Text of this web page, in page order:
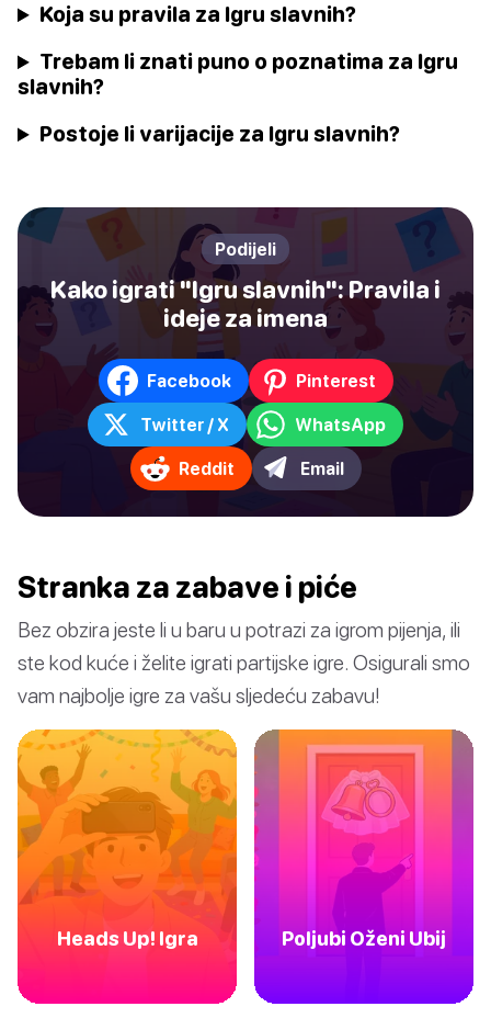
Koja su pravila za Igru slavnih?
Trebam li znati puno o poznatima za Igru
slavnih?
Postoje li varijacije za Igru slavnih?
Podijeli
Kako igrati "Igru slavnih": Pravila i
ideje za imena
Facebook Pinterest
Twitter / X WhatsApp
Reddit Email
Stranka za zabave i piće
Bez obzira jeste li u baru u potrazi za igrom pijenja, ili
ste kod kuće i želite igrati partijske igre. Osigurali smo
vam najbolje igre za vašu sljedeću zabavu!
Heads Up! Igra Poljubi Oženi Ubij